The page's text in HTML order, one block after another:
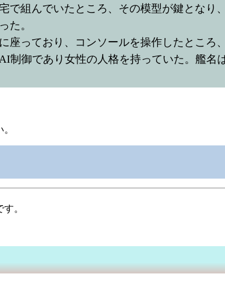
で組んでいたところ、その模型が鍵となり
た。
座っており、コンソールを操作したところ
制御であり女性の人格を持っていた。艦名
。